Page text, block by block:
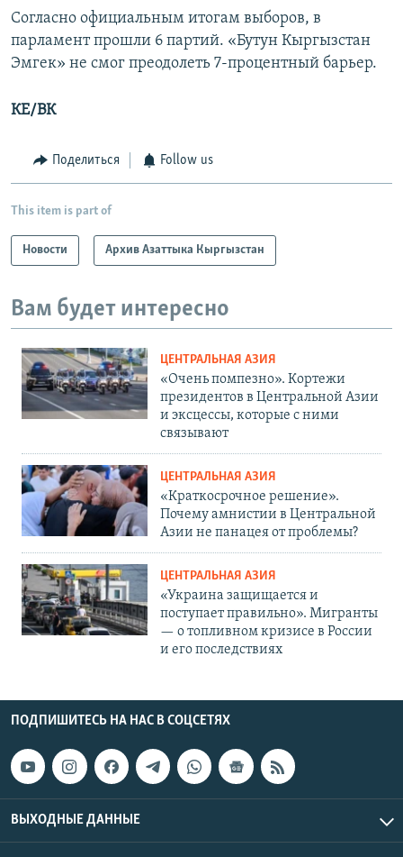
Согласно официальным итогам выборов, в
парламент прошли 6 партий. «Бутун Кыргызстан
Эмгек» не смог преодолеть 7-процентный барьер.
КЕ/ВК
Поделиться Follow us
This item is part of
Новости Архив Азаттыка Кыргызстан
Вам будет интересно
ЦЕНТРАЛЬНАЯ АЗИЯ
«Очень помпезно». Кортежи
президентов в Центральной Азии
и эксцессы, которые с ними
связывают
ЦЕНТРАЛЬНАЯ АЗИЯ
«Краткосрочное решение».
Почему амнистии в Центральной
Азии не панацея от проблемы?
ЦЕНТРАЛЬНАЯ АЗИЯ
«Украина защищается и
поступает правильно». Мигранты
— о топливном кризисе в России
и его последствиях
ПОДПИШИТЕСЬ НА НАС В СОЦСЕТЯХ
ВЫХОДНЫЕ ДАННЫЕ